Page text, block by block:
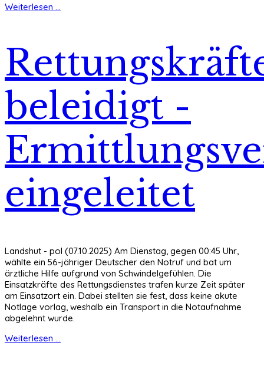
Weiterlesen ...
beleidigt -
eingeleitet
Landshut - pol (07.10.2025) Am Dienstag, gegen 00:45 Uhr,
wählte ein 56-jähriger Deutscher den Notruf und bat um
ärztliche Hilfe aufgrund von Schwindelgefühlen. Die
Einsatzkräfte des Rettungsdienstes trafen kurze Zeit später
am Einsatzort ein. Dabei stellten sie fest, dass keine akute
Notlage vorlag, weshalb ein Transport in die Notaufnahme
abgelehnt wurde.
Weiterlesen ...